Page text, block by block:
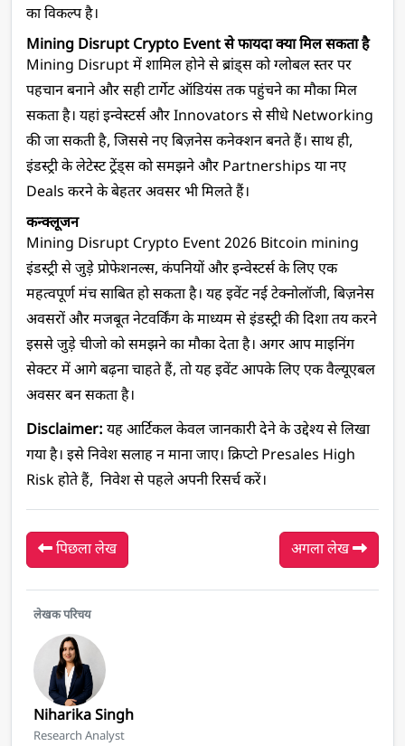
का विकल्प है।
Mining Disrupt Crypto Event से फायदा क्या मिल सकता है
Mining Disrupt में शामिल होने से ब्रांड्स को ग्लोबल स्तर पर
पहचान बनाने और सही टार्गेट ऑडियंस तक पहुंचने का मौका मिल
सकता है। यहां इन्वेस्टर्स और Innovators से सीधे Networking
की जा सकती है, जिससे नए बिज़नेस कनेक्शन बनते हैं। साथ ही,
इंडस्ट्री के लेटेस्ट ट्रेंड्स को समझने और Partnerships या नए
Deals करने के बेहतर अवसर भी मिलते हैं।
कन्क्लूजन
Mining Disrupt Crypto Event 2026 Bitcoin mining
इंडस्ट्री से जुड़े प्रोफेशनल्स, कंपनियों और इन्वेस्टर्स के लिए एक
महत्वपूर्ण मंच साबित हो सकता है। यह इवेंट नई टेक्नोलॉजी, बिज़नेस
अवसरों और मजबूत नेटवर्किंग के माध्यम से इंडस्ट्री की दिशा तय करने
इससे जुड़े चीजो को समझने का मौका देता है। अगर आप माइनिंग
सेक्टर में आगे बढ़ना चाहते हैं, तो यह इवेंट आपके लिए एक वैल्यूएबल
अवसर बन सकता है।
Disclaimer: यह आर्टिकल केवल जानकारी देने के उद्देश्य से लिखा
गया है। इसे निवेश सलाह न माना जाए। क्रिप्टो Presales High
Risk होते हैं,  निवेश से पहले अपनी रिसर्च करें।
पिछला लेख अगला लेख
लेखक परिचय
Niharika Singh
Research Analyst